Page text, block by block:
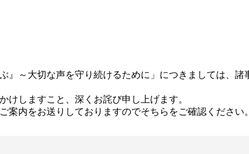
』～大切な声を守り続けるために」につきましては、
しますこと、深くお詫び申し上げます。
内をお送りしておりますのでそちらをご確認ください。